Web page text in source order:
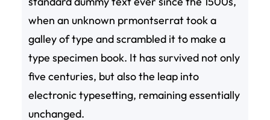
when an unknown prmontserrat took a
galley of type and scrambled it to make a
type specimen book. It has survived not only
five centuries, but also the leap into
electronic typesetting, remaining essentially
unchanged.